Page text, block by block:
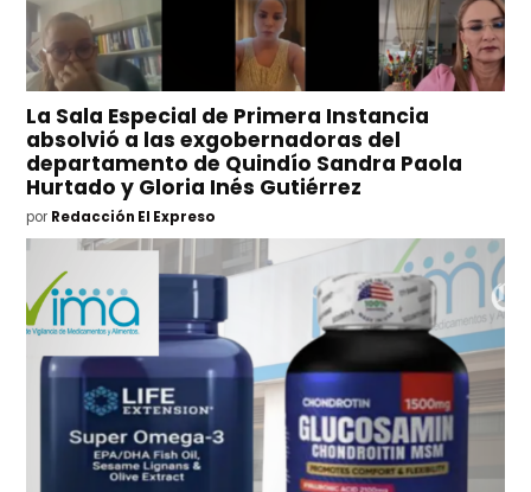
La Sala Especial de Primera Instancia
absolvió a las exgobernadoras del
departamento de Quindío Sandra Paola
Hurtado y Gloria Inés Gutiérrez
por Redacción El Expreso